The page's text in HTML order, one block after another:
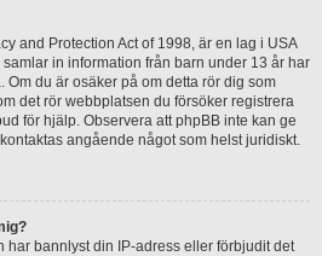
and Protection Act of 1998, är en lag i USA
in information från barn under 13 år har
Om du är osäker på om detta rör dig som
det rör webbplatsen du försöker registrera
för hjälp. Observera att phpBB inte kan ge
angående något som helst juridiskt.
har bannlyst din IP-adress eller förbjudit det